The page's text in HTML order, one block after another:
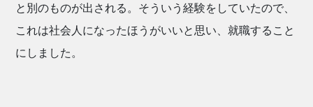
と別のものが出される。そういう経験をしていたので、
これは社会人になったほうがいいと思い、就職すること
にしました。